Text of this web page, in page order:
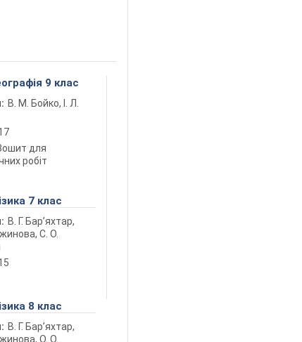
9 клас
В. М. Бойко, І. Л.
для
робіт
7 клас
В. Г. Бар’яхтар,
С. О.
8 клас
В. Г. Бар’яхтар,
О. О.